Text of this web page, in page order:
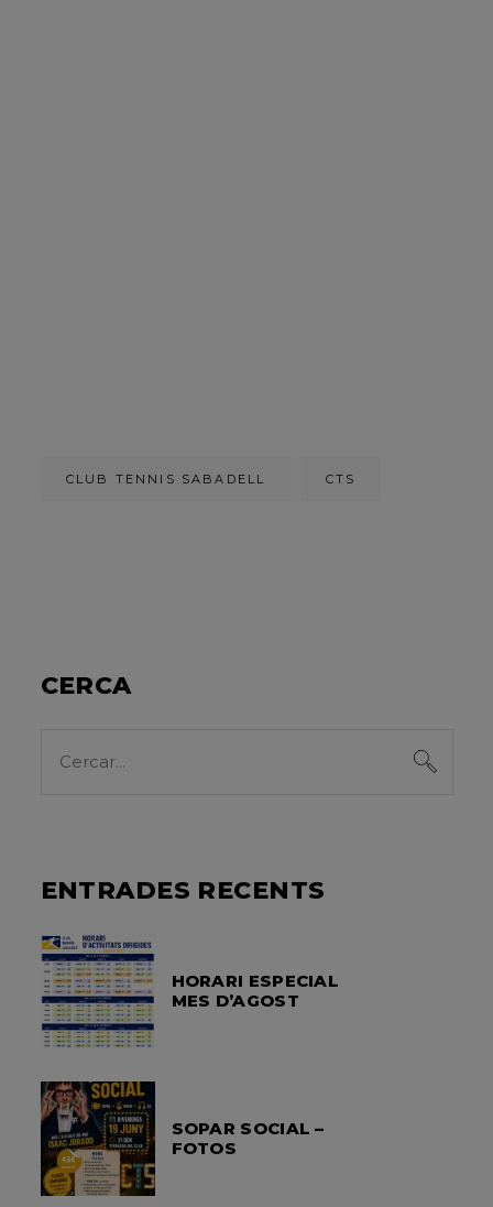
CLUB TENNIS SABADELL CTS
CERCA
for:
ENTRADES RECENTS
HORARI ESPECIAL
MES D’AGOST
SOPAR SOCIAL –
FOTOS